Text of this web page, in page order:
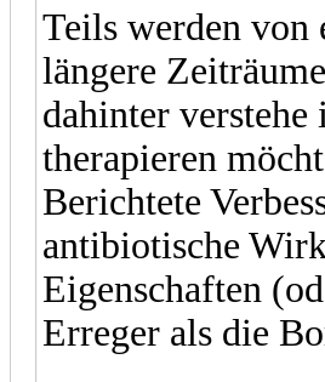
Teils werden von
längere
dahinter
therapieren
Berichtete
antibiotische
Eigenschaften
Erreger als die